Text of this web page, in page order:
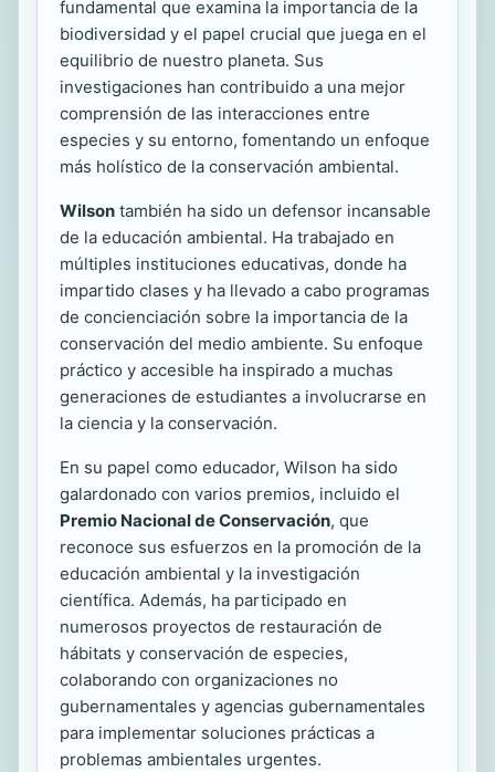
fundamental que examina la importancia de la
biodiversidad y el papel crucial que juega en el
equilibrio de nuestro planeta. Sus
investigaciones han contribuido a una mejor
comprensión de las interacciones entre
especies y su entorno, fomentando un enfoque
más holístico de la conservación ambiental.
Wilson también ha sido un defensor incansable
de la educación ambiental. Ha trabajado en
múltiples instituciones educativas, donde ha
impartido clases y ha llevado a cabo programas
de concienciación sobre la importancia de la
conservación del medio ambiente. Su enfoque
práctico y accesible ha inspirado a muchas
generaciones de estudiantes a involucrarse en
la ciencia y la conservación.
En su papel como educador, Wilson ha sido
galardonado con varios premios, incluido el
Premio Nacional de Conservación, que
reconoce sus esfuerzos en la promoción de la
educación ambiental y la investigación
científica. Además, ha participado en
numerosos proyectos de restauración de
hábitats y conservación de especies,
colaborando con organizaciones no
gubernamentales y agencias gubernamentales
para implementar soluciones prácticas a
problemas ambientales urgentes.